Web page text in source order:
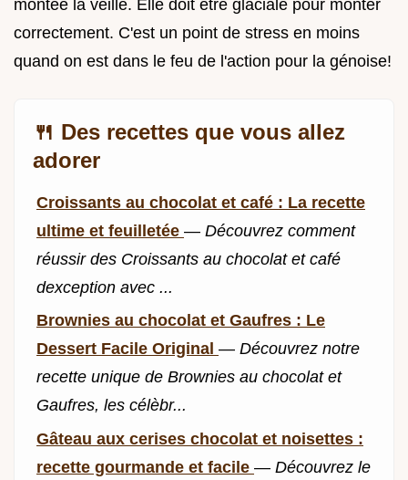
montée la veille. Elle doit être glaciale pour monter
correctement. C'est un point de stress en moins
quand on est dans le feu de l'action pour la génoise!
🍴 Des recettes que vous allez
adorer
Croissants au chocolat et café : La recette
ultime et feuilletée — Découvrez comment
réussir des Croissants au chocolat et café
dexception avec ...
Brownies au chocolat et Gaufres : Le
Dessert Facile Original — Découvrez notre
recette unique de Brownies au chocolat et
Gaufres, les célèbr...
Gâteau aux cerises chocolat et noisettes :
recette gourmande et facile — Découvrez le